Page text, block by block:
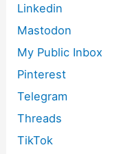
Linkedin
Mastodon
My Public Inbox
Pinterest
Telegram
Threads
TikTok